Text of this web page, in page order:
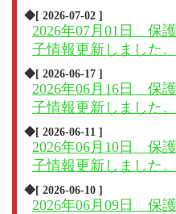
◆[ 2026-07-02 ]
2026年07月01日 保
子情報更新しました。
◆[ 2026-06-17 ]
2026年06月16日 保
子情報更新しました。
◆[ 2026-06-11 ]
2026年06月10日 保
子情報更新しました。
◆[ 2026-06-10 ]
2026年06月09日 保